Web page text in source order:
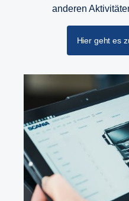
anderen
Hier geht es